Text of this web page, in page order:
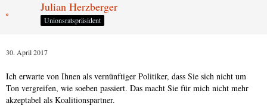
Julian Herzberger
Unionsratspräsident
30. April 2017
Ich erwarte von Ihnen als vernünftiger Politiker, dass Sie sich nicht um
Ton vergreifen, wie soeben passiert. Das macht Sie für mich nicht mehr
akzeptabel als Koalitionspartner.